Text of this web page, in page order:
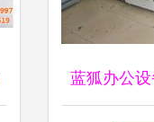
蓝狐办公